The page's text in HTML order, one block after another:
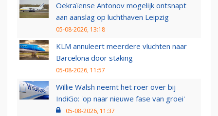
Oekraïense Antonov mogelijk ontsnapt
aan aanslag op luchthaven Leipzig
05-08-2026, 13:18
KLM annuleert meerdere vluchten naar
Barcelona door staking
05-08-2026, 11:57
Willie Walsh neemt het roer over bij
IndiGo: 'op naar nieuwe fase van groei'
05-08-2026, 11:37